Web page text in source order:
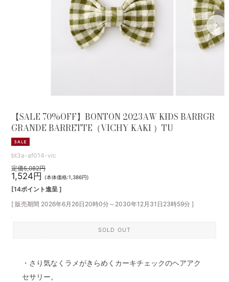
【SALE 70%OFF】BONTON 2023AW KIDS BARRGR
GRANDE BARRETTE（VICHY KAKI ）TU
bt3a-af014-vic
定価5,082円
1,524円 (本体価格:1,386円)
[14ポイント進呈 ]
[ 販売期間 2026年6月26日20時0分～ 2030年12月31日23時59分 ]
SOLD OUT
・さり気なくラメがきらめくカーキチェックのヘアアク
セサリー。